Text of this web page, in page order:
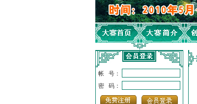
帐 号：
密 码：